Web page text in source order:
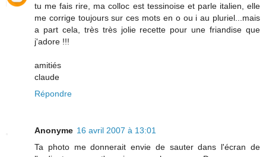
tu me fais rire, ma colloc est tessinoise et parle italien, elle
me corrige toujours sur ces mots en o ou i au pluriel...mais
a part cela, très très jolie recette pour une friandise que
j'adore !!!
amitiés
claude
Répondre
Anonyme 16 avril 2007 à 13:01
Ta photo me donnerait envie de sauter dans l'écran de